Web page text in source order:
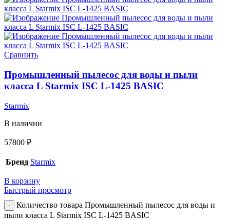
Сравнить
Промышленный пылесос для воды и пыли
класса L Starmix ISC L-1425 BASIC
Starmix
В наличии
57800 ₽
Бренд Starmix
В корзину
Быстрый просмотр
Количество товара Промышленный пылесос для воды и
пыли класса L Starmix ISC L-1425 BASIC